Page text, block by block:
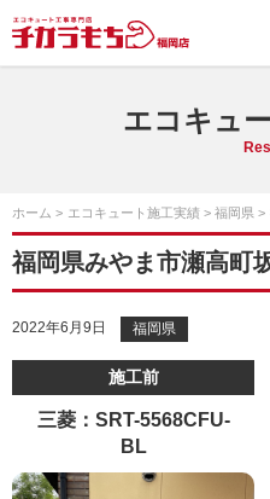
エコキュ
ホーム エコキュート施工実績 福岡県
福岡県みやま市瀬高町
2022年6月9日 福岡県
施工前
三菱：SRT-5568CFU-
BL